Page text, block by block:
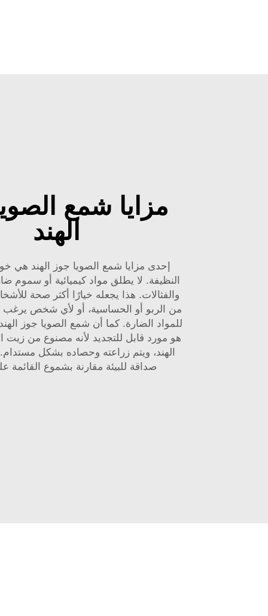
مزايا شمع
الهند
إحدى مزايا شمع الصويا جوز الهند هي
النظيفة. لا يطلق مواد كيميائية أو سموم
والفثالات. هذا يجعله خيارًا أكثر صحة
من الربو أو الحساسية، أو لأي شخص
هو مورد قابل للتجديد لأنه مصنوع من زيت
الهند، ويتم زراعته وحصاده بشكل
صداقة للبيئة مقارنة بشموع القائمة